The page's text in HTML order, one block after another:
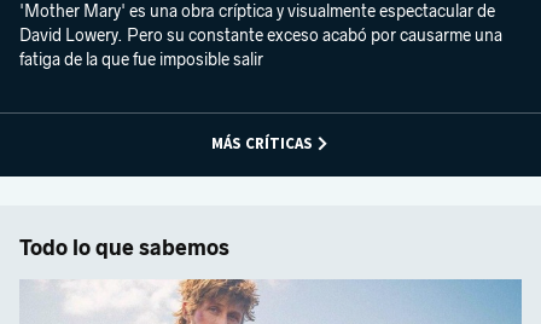
'Mother Mary' es una obra críptica y visualmente espectacular de
David Lowery. Pero su constante exceso acabó por causarme una
fatiga de la que fue imposible salir
MÁS CRÍTICAS
Todo lo que sabemos